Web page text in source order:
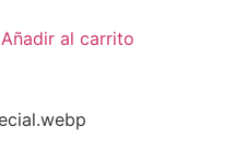
Añadir al carrito